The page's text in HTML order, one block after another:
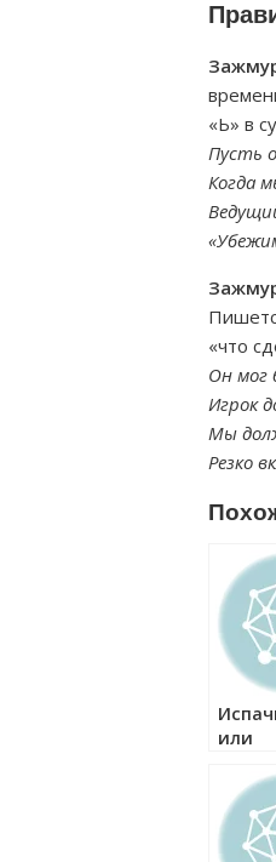
«Ь» в
Пусть
Когда
«что
Он мог
Игрок
Мы
Резко
или